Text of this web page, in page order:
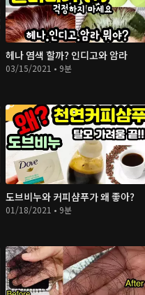
헤나 염색 할까? 인디고와 암라
03/15/2021 • 9분
도브비누와 커피샴푸가 왜 좋아?
01/18/2021 • 9분